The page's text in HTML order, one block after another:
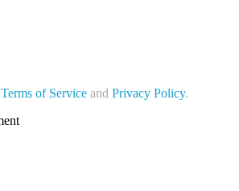
Terms of Service and Privacy Policy.